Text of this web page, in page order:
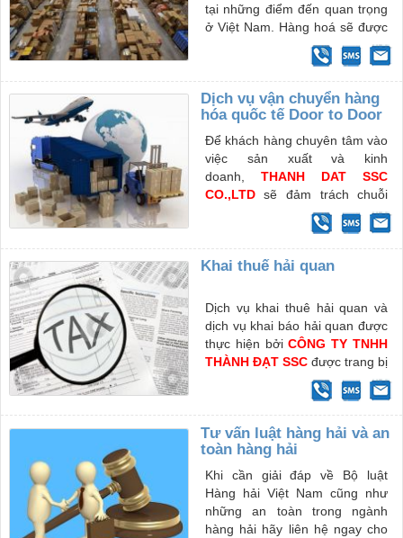
tại những điểm đến quan trọng
ở Việt Nam. Hàng hoá sẽ được
bảo quản cần thận cho tới khi
hàng được giao hoặc phân
phối. Các dịch vụ lưu kho và
phân phối
Dịch vụ vận chuyển hàng
hóa quốc tế Door to Door
Để khách hàng chuyên tâm vào
việc sản xuất và kinh
doanh, THANH DAT SSC
CO.,LTDsẽ đảm trách chuỗi
dịch vụ “ Door to door” trọn gói
Khai thuế hải quan
Dịch vụ khai thuê hải quan và
dịch vụ khai báo hải quan được
thực hiện bởiCÔNG TY TNHH
THÀNH ĐẠT SSCđược trang bị
đội ngũ đào tạo từ ngoại
thương, hải quan và thương
mại am hiểu về ngoại thương
và quy định về xuất nhập khẩu
các loại hàng hóa.
Tư vấn luật hàng hải và an
toàn hàng hải
Khi cần giải đáp về Bộ luật
Hàng hải Việt Nam cũng như
những an toàn trong ngành
hàng hải hãy liên hệ ngay cho